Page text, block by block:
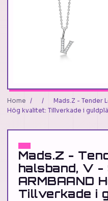
Home / /
Mads.Z - Tender
Hög kvalitet: Tillverkade i
Mads.Z -
halsband, V -
ARMBAAND
Tillverkade i